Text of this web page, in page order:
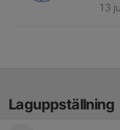
13
Laguppställning